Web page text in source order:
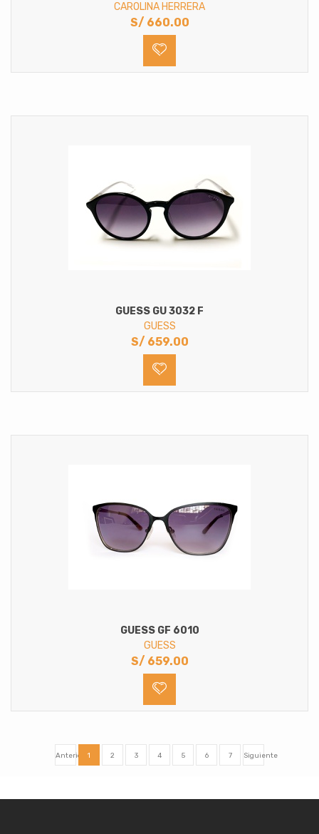
CAROLINA HERRERA
S/ 660.00
GUESS GU 3032 F
GUESS
S/ 659.00
GUESS GF 6010
GUESS
S/ 659.00
Anterior 1 2 3 4 5 6 7 Siguiente